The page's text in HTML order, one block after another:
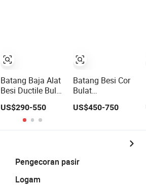
Batang Baja Alat
Besi Ductile Bulat
Impor Fcd450-10
dengan Layanan
Pemotongan
US$290-550
Batang Besi Cor
Bulat
Batang Besi
Berkelanjutan /
Batang Besi Cor
US$450-750
Pengecoran pasir
Logam